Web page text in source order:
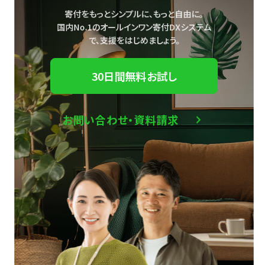
寄付をもっとシンプルに、もっと自由に。
国内No.1のオールインワン寄付DXシステム
で、支援をはじめましょう。
30日間無料お試し
お問い合わせ・資料請求